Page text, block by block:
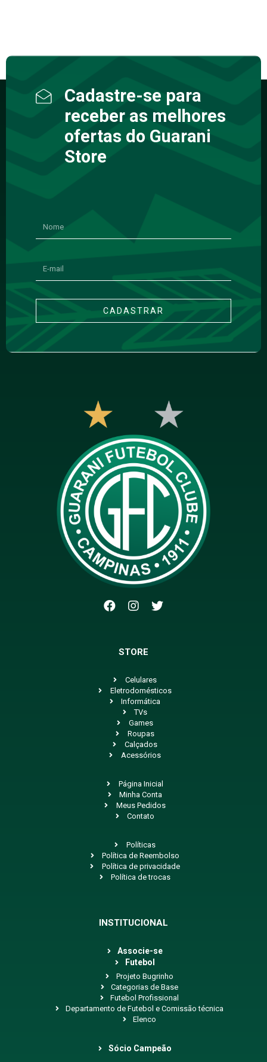
Cadastre-se para
receber as melhores
ofertas do Guarani
Store
CADASTRAR
STORE
Celulares
Eletrodomésticos
Informática
TVs
Games
Roupas
Calçados
Acessórios
Página Inicial
Minha Conta
Meus Pedidos
Contato
Políticas
Política de Reembolso
Política de privacidade
Política de trocas
INSTITUCIONAL
Associe-se
Futebol
Projeto Bugrinho
Categorias de Base
Futebol Profissional
Departamento de Futebol e Comissão técnica
Elenco
Sócio Campeão